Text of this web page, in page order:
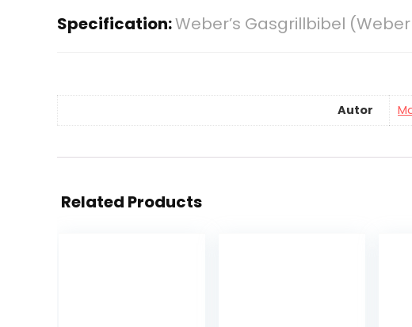
Specification:Weber’s Gasgrillbibel
Autor
Related Products